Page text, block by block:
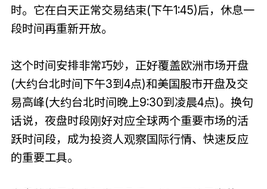
时。它在白天正常交易结束(下午1:45)后，休息一
段时间再重新开放。
这个时间安排非常巧妙，正好覆盖欧洲市场开盘
(大约台北时间下午3到4点)和美国股市开盘及交
易高峰(大约台北时间晚上9:30到凌晨4点)。换句
话说，夜盘时段刚好对应全球两个重要市场的活
跃时间段，成为投资人观察国际行情、快速反应
的重要工具。